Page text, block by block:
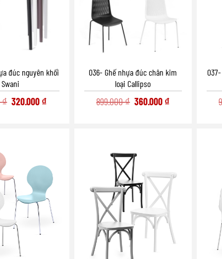
đúc nguyên khối
Swani
₫ Original
price
320.000 ₫Current
036- Ghế nhựa đúc chân kim
loại Callipso
899.000₫ Original
price
360.000 ₫Current